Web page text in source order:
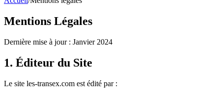
Mentions Légales
Dernière mise à jour : Janvier 2024
1. Éditeur du Site
Le site les-transex.com est édité par :